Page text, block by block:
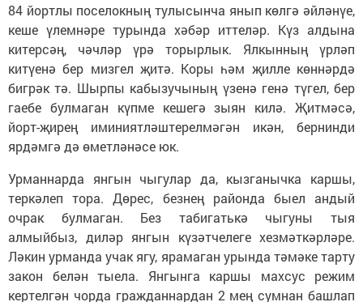
84 йортлы поселокның тулысынча янып көлгә әйләнүе,
кеше үлемнәре турында хәбәр иттеләр. Күз алдына
китерсәң, чәчләр үрә торырлык. Ялкынның үрләп
китүенә бер мизгел җитә. Коры һәм җилле көннәрдә
бигрәк тә. Шырпы кабызучының үзенә генә түгел, бер
гаебе булмаган күпме кешегә зыян килә. Җитмәсә,
йорт-җирең иминиятләштерелмәгән икән, бернинди
ярдәмгә дә өметләнәсе юк.
Урманнарда янгын чыгулар да, кызганычка каршы,
теркәлеп тора. Дөрес, безнең районда быел андый
очрак булмаган. Без табигатькә чыгуны тыя
алмыйбыз, диләр янгын күзәтчелеге хезмәткәрләре.
Ләкин урманда учак ягу, ярамаган урында тәмәке тарту
закон белән тыела. Янгынга каршы махсус режим
кертелгән чорда гражданнардан 2 мең сумнан башлап